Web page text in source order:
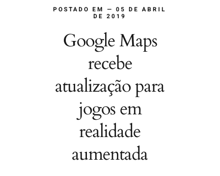
POSTADO EM — 05 DE ABRIL
DE 2019
Google Maps
recebe
atualização para
jogos em
realidade
aumentada